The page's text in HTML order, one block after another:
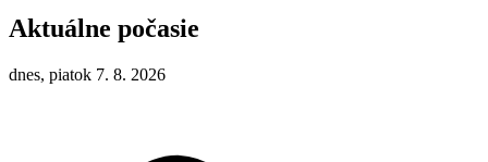
Aktuálne počasie
dnes, piatok 7. 8. 2026